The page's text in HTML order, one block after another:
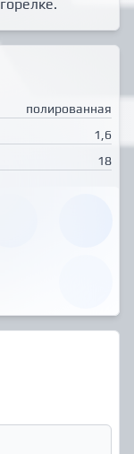
полированная
1,6
18